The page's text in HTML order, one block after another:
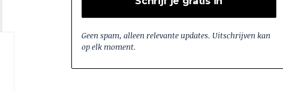
Geen spam, alleen relevante updates. Uitschrijven kan
op elk moment.